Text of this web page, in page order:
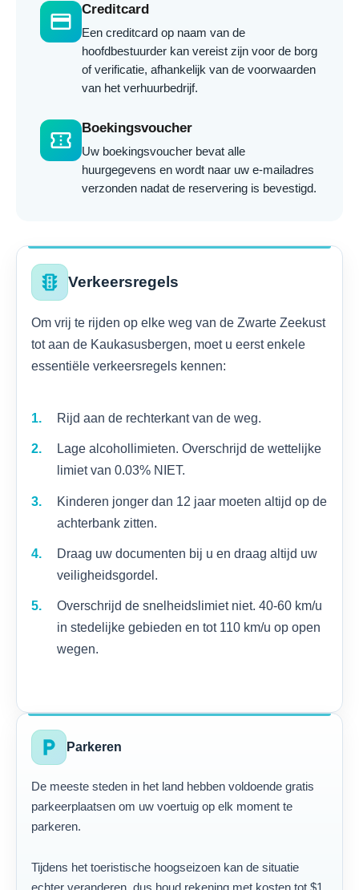
credit_card
Creditcard
Een creditcard op naam van de
hoofdbestuurder kan vereist zijn voor de borg
of verificatie, afhankelijk van de voorwaarden
van het verhuurbedrijf.
confirmation_number
Boekingsvoucher
Uw boekingsvoucher bevat alle
huurgegevens en wordt naar uw e-mailadres
verzonden nadat de reservering is bevestigd.
traffic Verkeersregels
Om vrij te rijden op elke weg van de Zwarte Zeekust
tot aan de Kaukasusbergen, moet u eerst enkele
essentiële verkeersregels kennen:
Rijd aan de rechterkant van de weg.
Lage alcohollimieten. Overschrijd de wettelijke
limiet van 0.03% NIET.
Kinderen jonger dan 12 jaar moeten altijd op de
achterbank zitten.
Draag uw documenten bij u en draag altijd uw
veiligheidsgordel.
Overschrijd de snelheidslimiet niet. 40-60 km/u
in stedelijke gebieden en tot 110 km/u op open
wegen.
local_parking Parkeren
De meeste steden in het land hebben voldoende gratis
parkeerplaatsen om uw voertuig op elk moment te
parkeren.
Tijdens het toeristische hoogseizoen kan de situatie
echter veranderen, dus houd rekening met kosten tot $1